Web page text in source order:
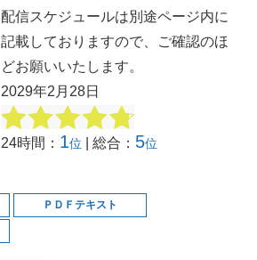
配信スケジュールは別途ページ内に
記載しておりますので、ご確認のほ
どお願いいたします。
2029年2月28日
24時間： 1位 | 総合： 5位
ＰＤＦテキスト